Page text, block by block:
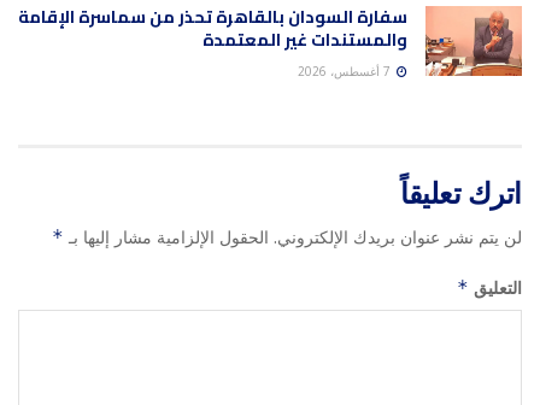
سفارة السودان بالقاهرة تحذر من سماسرة الإقامة
والمستندات غير المعتمدة
اترك تعليقاً
لن يتم نشر عنوان بريدك الإلكتروني. الحقول الإلزامية مشار إليها بـ *
التعليق *